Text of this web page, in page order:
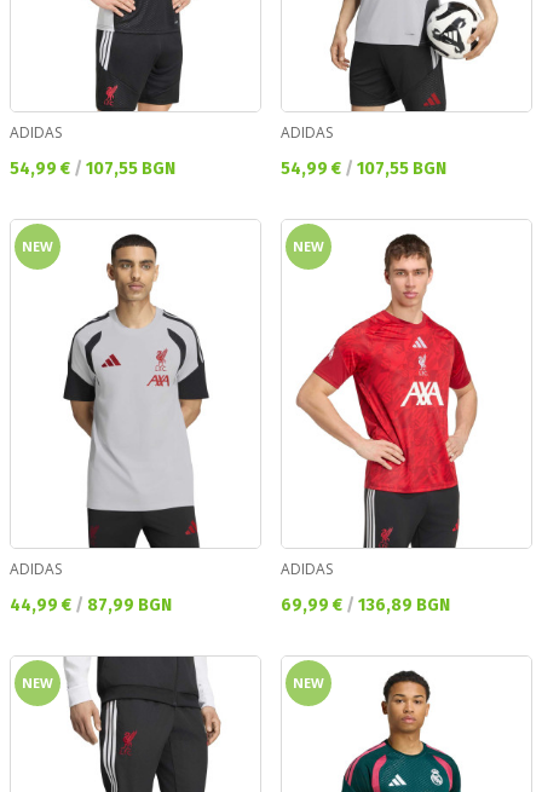
ADIDAS
Текуща цена:
54,99 € / 107,55 BGN
ADIDAS
Текуща цена:
54,99 € / 107,55 BGN
NEW
ADIDAS
Текуща цена:
44,99 € / 87,99 BGN
NEW
ADIDAS
Текуща цена:
69,99 € / 136,89 BGN
NEW NEW